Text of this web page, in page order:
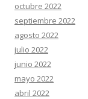
octubre 2022
septiembre 2022
agosto 2022
julio 2022
junio 2022
mayo 2022
abril 2022